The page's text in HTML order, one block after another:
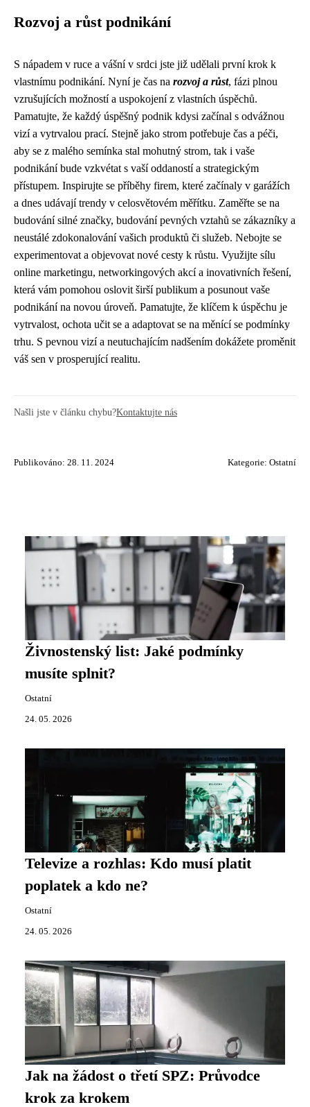
Rozvoj a růst podnikání
S nápadem v ruce a vášní v srdci jste již udělali první krok k
vlastnímu podnikání. Nyní je čas na rozvoj a růst, fázi plnou
vzrušujících možností a uspokojení z vlastních úspěchů.
Pamatujte, že každý úspěšný podnik kdysi začínal s odvážnou
vizí a vytrvalou prací. Stejně jako strom potřebuje čas a péči,
aby se z malého semínka stal mohutný strom, tak i vaše
podnikání bude vzkvétat s vaší oddaností a strategickým
přístupem. Inspirujte se příběhy firem, které začínaly v garážích
a dnes udávají trendy v celosvětovém měřítku. Zaměřte se na
budování silné značky, budování pevných vztahů se zákazníky a
neustálé zdokonalování vašich produktů či služeb. Nebojte se
experimentovat a objevovat nové cesty k růstu. Využijte sílu
online marketingu, networkingových akcí a inovativních řešení,
která vám pomohou oslovit širší publikum a posunout vaše
podnikání na novou úroveň. Pamatujte, že klíčem k úspěchu je
vytrvalost, ochota učit se a adaptovat se na měnící se podmínky
trhu. S pevnou vizí a neutuchajícím nadšením dokážete proměnit
váš sen v prosperující realitu.
Našli jste v článku chybu?Kontaktujte nás
Publikováno: 28. 11. 2024 Kategorie: Ostatní
Živnostenský list: Jaké podmínky
musíte splnit?
Ostatní
24. 05. 2026
Televize a rozhlas: Kdo musí platit
poplatek a kdo ne?
Ostatní
24. 05. 2026
Jak na žádost o třetí SPZ: Průvodce
krok za krokem